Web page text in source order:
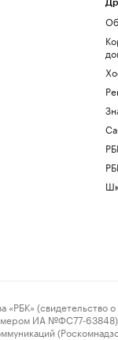
(свидетельство о
ИА №ФС77-63848)